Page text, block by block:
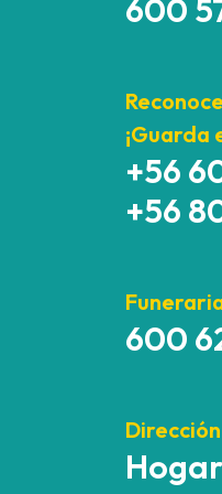
600
¡Guarda
+56
+56
600
Dirección